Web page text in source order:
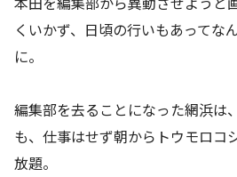
くいかず、日頃の行いもあってな
に。
編集部を去ることになった網浜は
も、仕事はせず朝からトウモロコ
放題。